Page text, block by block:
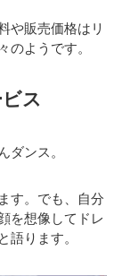
や販売価格はリ
のようです。
ス
ダンス。
す。でも、自分
を想像してドレ
語ります。